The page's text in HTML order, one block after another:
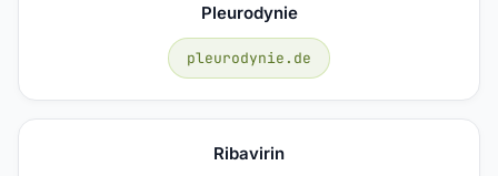
Pleurodynie
pleurodynie.de
Ribavirin